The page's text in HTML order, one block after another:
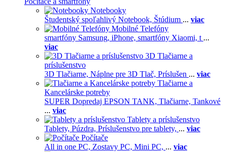
Notebooky
Študentský spoľahlivý Notebook, Štúdium ... viac
Mobilné Telefóny
smartfóny Samsung, iPhone, smartfóny Xiaomi, t ...
viac
3D Tlačiarne a
príslušenstvo
3D Tlačiarne, Náplne pre 3D Tlač, Príslušen ... viac
Tlačiarne a
Kancelárske potreby
SUPER Dopredaj EPSON TANK, Tlačiarne, Tankové
... viac
Tablety a príslušenstvo
Tablety, Púzdra, Príslušenstvo pre tablety, ... viac
Počítače
All in one PC, Zostavy PC, Mini PC, ... viac